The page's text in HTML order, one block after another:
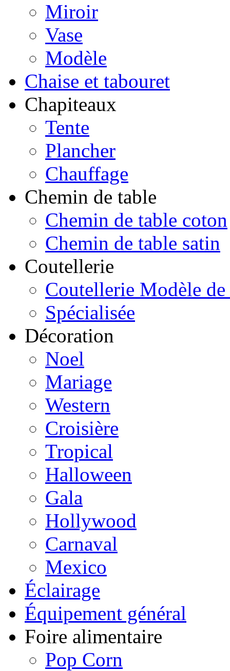
Miroir
Vase
Modèle
Chaise et tabouret
Chapiteaux
Tente
Plancher
Chauffage
Chemin de table
Chemin de table coton
Chemin de table satin
Coutellerie
Coutellerie Modèle de
Spécialisée
Décoration
Noel
Mariage
Western
Croisière
Tropical
Halloween
Gala
Hollywood
Carnaval
Mexico
Éclairage
Équipement général
Foire alimentaire
Pop Corn